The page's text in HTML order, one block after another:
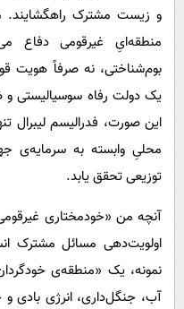
و زیست مشترک راهگشایند.
منطقه‌ایِ غیرقومی دفاع
بوم‌شناختی، نه صرفاً هویت
یک دولت رفاه سوسیالیستی و
این صورت، فدرالیسم لیبرال
محلیِ وابسته به سرمایه‌ی
توزیعی تحقق یابد.
آنچه من «خودمختاری
اولویت‌‌دهی مسائل مشترک
نمونه، یک «منطقه‌ی
آب، جنگل‌داری، انرژی بادی